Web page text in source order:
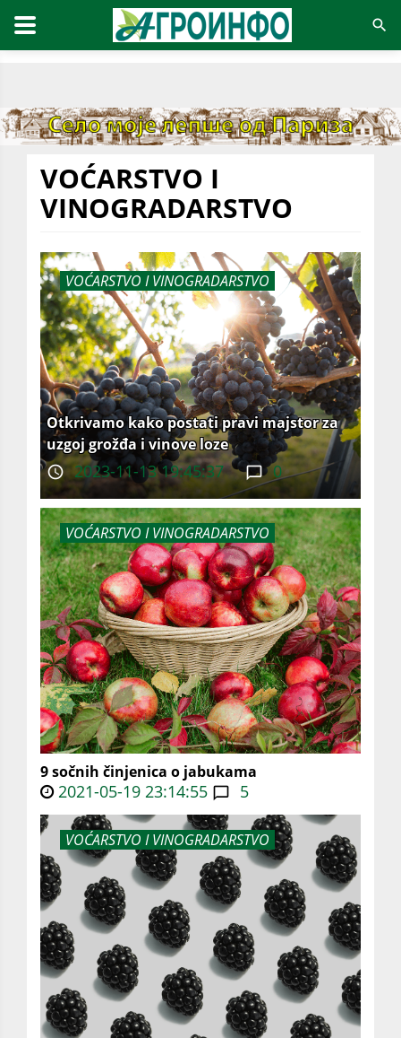
VOĆARSTVO I
VINOGRADARSTVO
VOĆARSTVO I VINOGRADARSTVO
Otkrivamo kako postati pravi majstor za
uzgoj grožđa i vinove loze
2023-11-13 19:45:37 0
VOĆARSTVO I VINOGRADARSTVO
9 sočnih činjenica o jabukama
2021-05-19 23:14:55 5
VOĆARSTVO I VINOGRADARSTVO